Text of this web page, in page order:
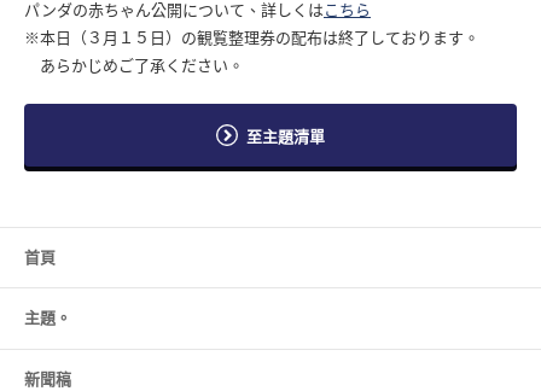
パンダの赤ちゃん公開について、詳しくはこちら
※本日（３月１５日）の観覧整理券の配布は終了しております。
あらかじめご了承ください。
至主題清單
首頁
主題。
新聞稿